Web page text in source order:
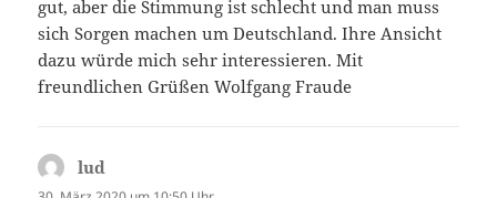
gut, aber die Stimmung ist schlecht und man muss
sich Sorgen machen um Deutschland. Ihre Ansicht
dazu würde mich sehr interessieren. Mit
freundlichen Grüßen Wolfgang Fraude
lud